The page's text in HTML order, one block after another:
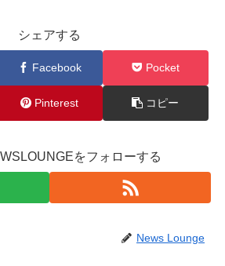
シェアする
Facebook Pocket
Pinterest コピー
をフォローする
News Lounge